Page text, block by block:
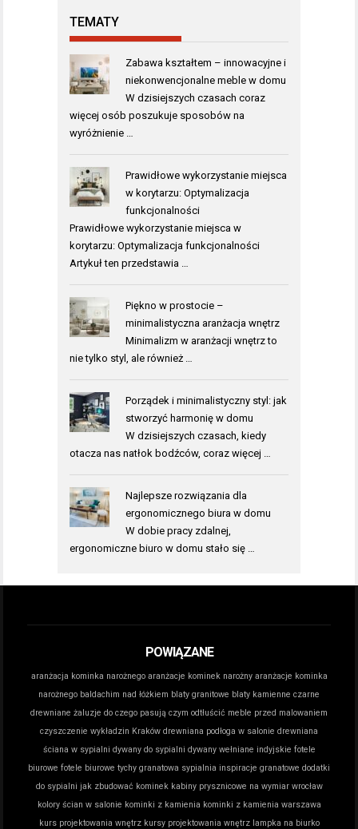
TEMATY
Zabawa kształtem – innowacyjne i
niekonwencjonalne meble w domu
W dzisiejszych czasach coraz
więcej osób poszukuje sposobów na
wyróżnienie …
Prawidłowe wykorzystanie miejsca
w korytarzu: Optymalizacja
funkcjonalności
Prawidłowe wykorzystanie miejsca w
korytarzu: Optymalizacja funkcjonalności
Artykuł ten przedstawia …
Piękno w prostocie –
minimalistyczna aranżacja wnętrz
Minimalizm w aranżacji wnętrz to
nie tylko styl, ale również …
Porządek i minimalistyczny styl: jak
stworzyć harmonię w domu
W dzisiejszych czasach, kiedy
otacza nas natłok bodźców, coraz więcej …
Najlepsze rozwiązania dla
ergonomicznego biura w domu
W dobie pracy zdalnej,
ergonomiczne biuro w domu stało się …
POWIĄZANE
aranżacja kominka narożnego aranżacje kominek narożny aranżacje kominka
narożnego baldachim nad łóżkiem blaty granitowe blaty kamienne czarne
drewniane żaluzje do czego pasują czym odtłuścić meble przed malowaniem
czyszczenie wykładzin Kraków drewniana podłoga w salonie drewniana
ściana w sypialni dywany do sypialni dywany wełniane indyjskie fotele
biurowe fotele biurowe tychy granatowa sypialnia inspiracje granatowe dodatki
do sypialni jak zbudować kominek kabiny prysznicowe na wymiar wrocław
kolory ścian w salonie kominki z kamienia kominki z kamienia warszawa
kurs projektowania wnętrz kursy projektowania wnętrz lampka na biurko